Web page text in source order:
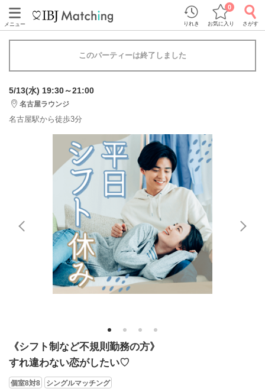
メニュー りれき お気に入り
0
さがす
このパーティーは終了しました
5/13(水) 19:30～21:00
名古屋ラウンジ
名古屋駅から徒歩3分
1 2 3 4
《シフト制など不規則勤務の方》
すれ違わない恋がしたい♡
個室8対8 シングルマッチング